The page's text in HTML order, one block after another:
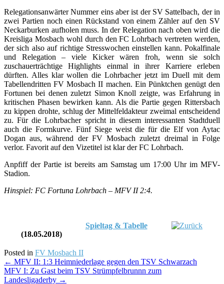
Relegationsanwärter Nummer eins aber ist der SV Sattelbach, der in
zwei Partien noch einen Rückstand von einem Zähler auf den SV
Neckarburken aufholen muss. In der Relegation nach oben wird die
Kreisliga Mosbach wohl durch den FC Lohrbach vertreten werden,
der sich also auf richtige Stresswochen einstellen kann. Pokalfinale
und Relegation – viele Kicker wären froh, wenn sie solch
zuschauerträchtige Highlights einmal in ihrer Karriere erleben
dürften. Alles klar wollen die Lohrbacher jetzt im Duell mit dem
Tabellendritten FV Mosbach II machen. Ein Pünktchen genügt den
Fortunen bei denen zuletzt Simon Knoll zeigte, was Erfahrung in
kritischen Phasen bewirken kann. Als die Partie gegen Rittersbach
zu kippen drohte, schlug der Mittelfeldakteur zweimal entscheidend
zu. Für die Lohrbacher spricht in diesem interessanten Stadtduell
auch die Formkurve. Fünf Siege weist die für die Elf von Aytac
Dogan aus, während der FV Mosbach zuletzt dreimal in Folge
verlor. Favorit auf den Vizetitel ist klar der FC Lohrbach.
Anpfiff der Partie ist bereits am Samstag um 17:00 Uhr im MFV-
Stadion.
Hinspiel: FC Fortuna Lohrbach – MFV II 2:4.
(18.05.2018)
Spieltag & Tabelle
Posted in FV Mosbach II
Post
navigation
← MFV II: 1:3 Heimniederlage gegen den TSV Schwarzach
MFV I: Zu Gast beim TSV Strümpfelbrunnn zum
Landesligaderby →